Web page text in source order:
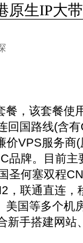
原生IP大
餐，该套餐使
回国路线(含
价VPS服务商
品牌。目前主
圣何塞双程
，联通直连
国等多个机
新手搭建网站